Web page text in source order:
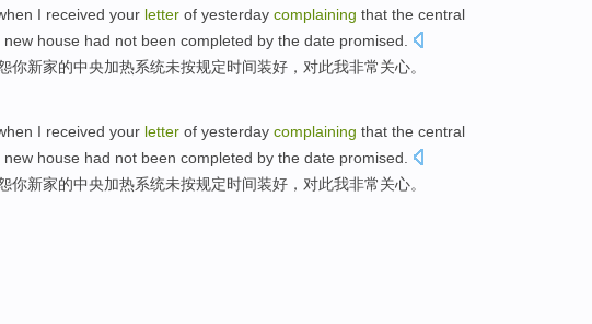
I received your letter of yesterday complaining that the central
new house had not been completed by the date promised.
你新家的中央加热系统未按规定时间装好，对此我非常关心。
I received your letter of yesterday complaining that the central
new house had not been completed by the date promised.
你新家的中央加热系统未按规定时间装好，对此我非常关心。